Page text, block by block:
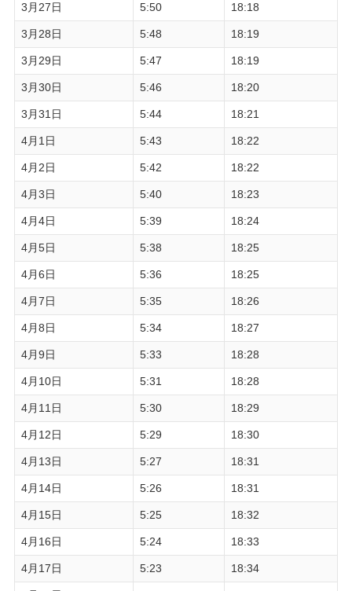
3月27日 5:50 18:18
3月28日 5:48 18:19
3月29日 5:47 18:19
3月30日 5:46 18:20
3月31日 5:44 18:21
4月1日 5:43 18:22
4月2日 5:42 18:22
4月3日 5:40 18:23
4月4日 5:39 18:24
4月5日 5:38 18:25
4月6日 5:36 18:25
4月7日 5:35 18:26
4月8日 5:34 18:27
4月9日 5:33 18:28
4月10日 5:31 18:28
4月11日 5:30 18:29
4月12日 5:29 18:30
4月13日 5:27 18:31
4月14日 5:26 18:31
4月15日 5:25 18:32
4月16日 5:24 18:33
4月17日 5:23 18:34